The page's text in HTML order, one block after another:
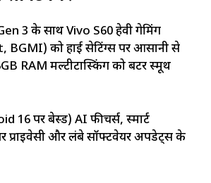
3 के साथ Vivo S60 हेवी गेमिंग
को हाई सेटिंग्स पर आसानी से
RAM मल्टीटास्किंग को बटर स्मूथ
16 पर बेस्ड) AI फीचर्स, स्मार्ट
प्राइवेसी और लंबे सॉफ्टवेयर अपडेट्स के